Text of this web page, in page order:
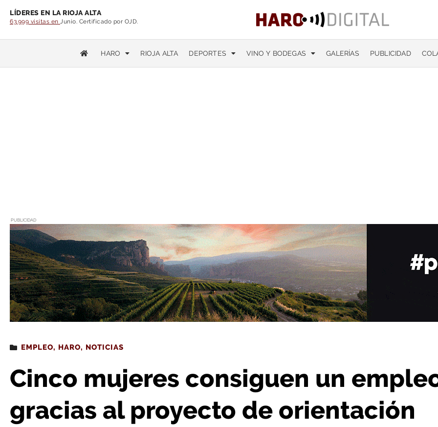
LÍDERES EN LA RIOJA ALTA
63.999 visitas en Junio. Certificado por OJD.
HARO RIOJA ALTA DEPORTES VINO Y BODEGAS GALERÍAS PUBLICIDAD
PUBLICIDAD
Estás leyendo: Cinco mujeres consiguen un empleo gracias al proyecto de orientación laboral impulsado en Haro
EMPLEO, HARO, NOTICIAS
Cinco mujeres consiguen un
gracias al proyecto de orientación